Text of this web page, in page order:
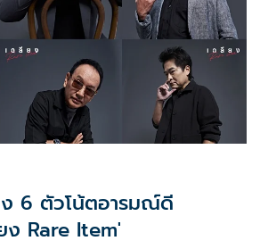
6 ตัวโน้ตอารมณ์ดี
ง Rare Item'